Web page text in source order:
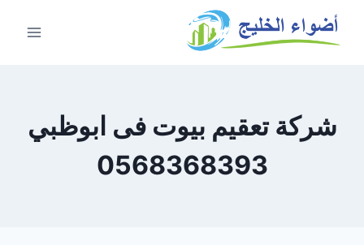
شركة تعقيم بيوت فى ابوظبي
0568368393